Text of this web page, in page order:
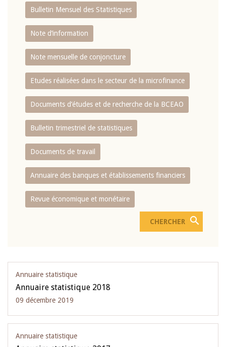
Bulletin Mensuel des Statistiques
Note d’information
Note mensuelle de conjoncture
Etudes réalisées dans le secteur de la microfinance
Documents d’études et de recherche de la BCEAO
Bulletin trimestriel de statistiques
Documents de travail
Annuaire des banques et établissements financiers
Revue économique et monétaire
Annuaire statistique
Annuaire statistique 2018
09 décembre 2019
Annuaire statistique